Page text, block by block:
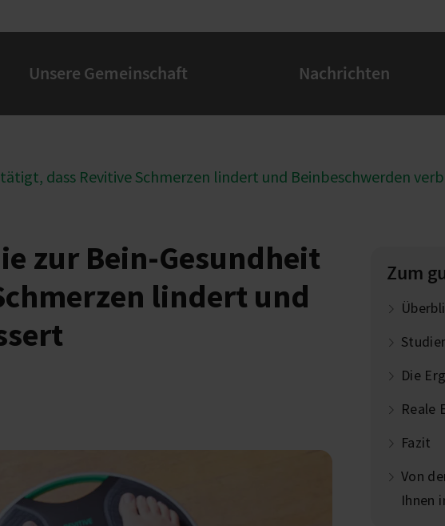
Unsere Gemeinschaft Nachrichten
dass Revitive Schmerzen lindert und Beinbeschwerden
zur Bein-Gesundheit
lindert und
Zum
Die
Reale
Fazit
Von
Ihnen